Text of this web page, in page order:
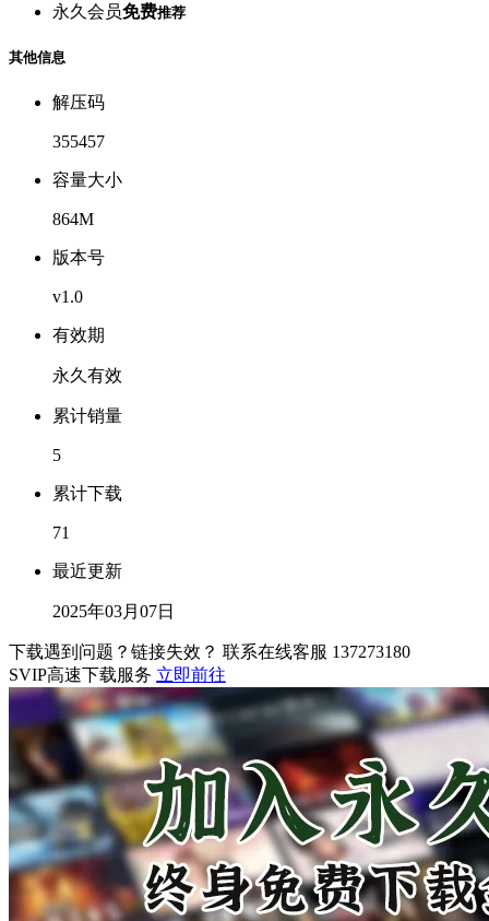
永久会员免费推荐
其他信息
解压码
355457
容量大小
864M
版本号
v1.0
有效期
永久有效
累计销量
5
累计下载
71
最近更新
2025年03月07日
下载遇到问题？链接失效？ 联系在线客服 137273180
SVIP高速下载服务 立即前往